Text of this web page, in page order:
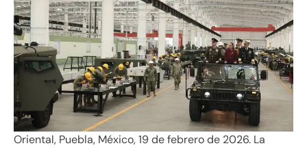
Oriental, Puebla, México, 19 de febrero de 2026. La